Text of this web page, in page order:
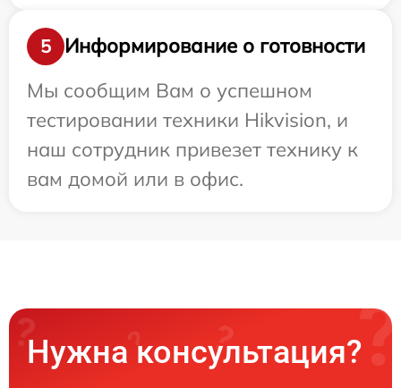
5
Информирование о готовности
Мы сообщим Вам о успешном
тестировании техники Hikvision, и
наш сотрудник привезет технику к
вам домой или в офис.
Нужна консультация?